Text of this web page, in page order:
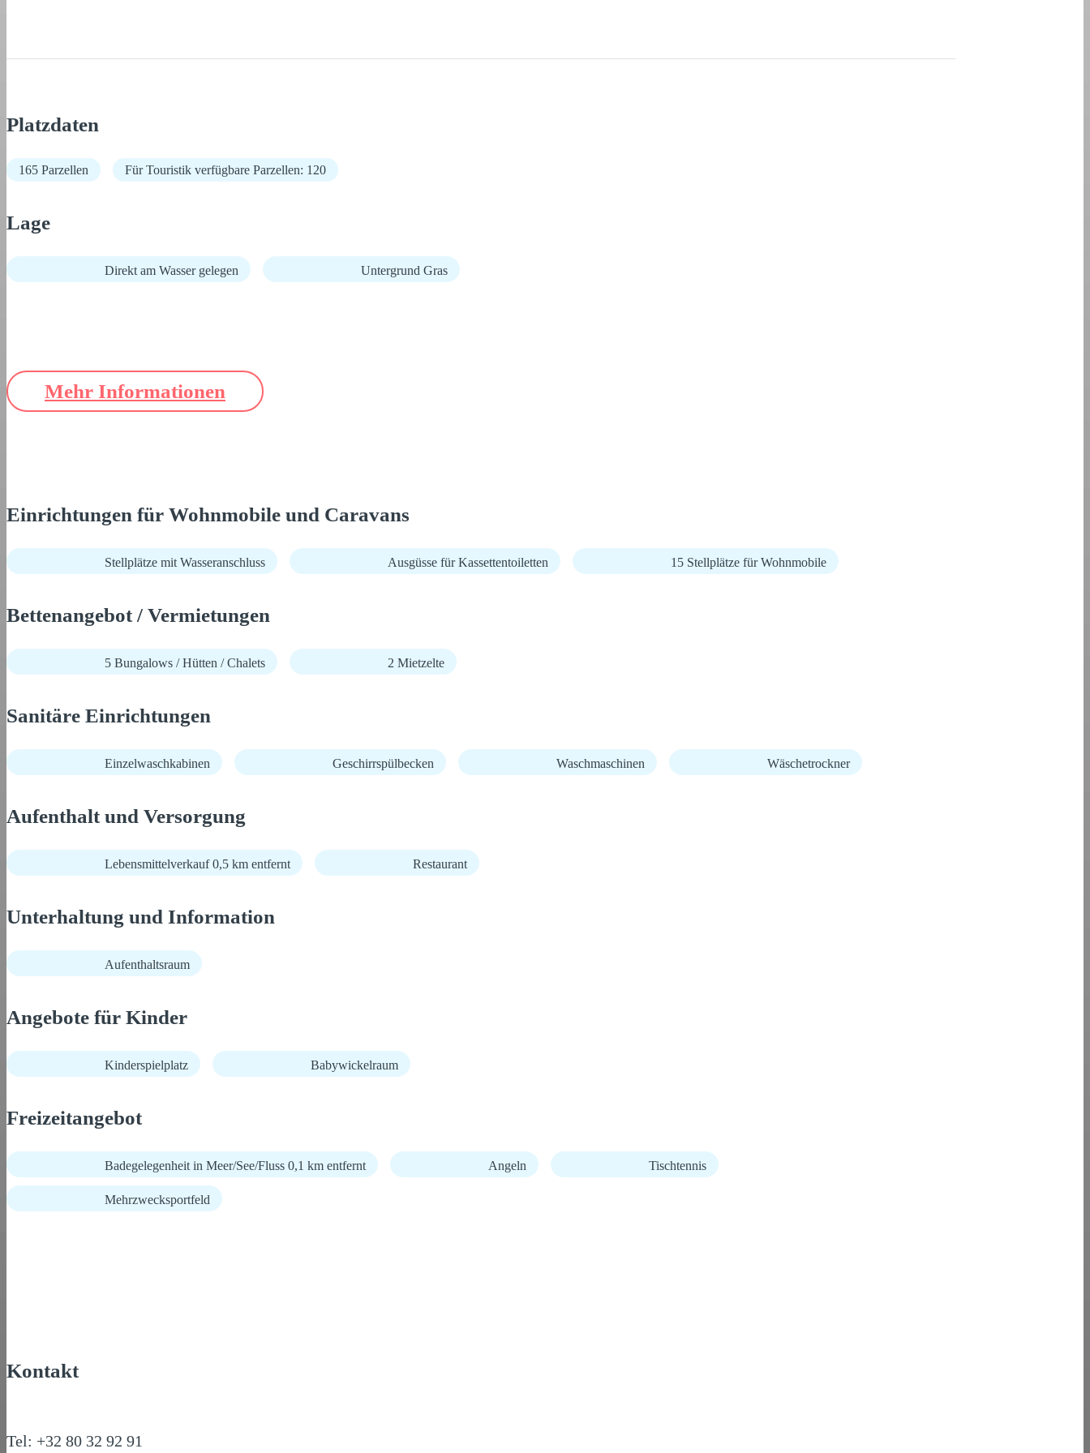
Platzdaten
165 Parzellen Für Touristik verfügbare Parzellen: 120
Lage
Direkt am Wasser gelegen Untergrund Gras
Mehr Informationen
Einrichtungen für Wohnmobile und Caravans
Stellplätze mit Wasseranschluss Ausgüsse für Kassettentoiletten 15 Stellplätze für Wohnmobile
Bettenangebot / Vermietungen
5 Bungalows / Hütten / Chalets 2 Mietzelte
Sanitäre Einrichtungen
Einzelwaschkabinen Geschirrspülbecken Waschmaschinen Wäschetrockner
Aufenthalt und Versorgung
Lebensmittelverkauf 0,5 km entfernt Restaurant
Unterhaltung und Information
Aufenthaltsraum
Angebote für Kinder
Kinderspielplatz Babywickelraum
Freizeitangebot
Badegelegenheit in Meer/See/Fluss 0,1 km entfernt Angeln Tischtennis
Mehrzwecksportfeld
Kontakt
Tel: +32 80 32 92 91